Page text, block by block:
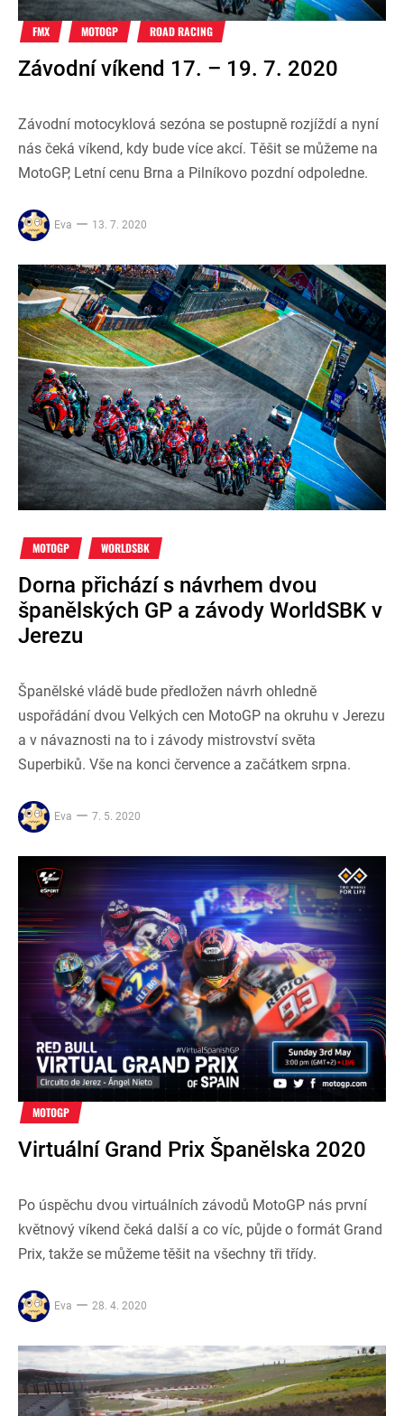
FMX MOTOGP ROAD RACING
Závodní víkend 17. – 19. 7. 2020
Závodní motocyklová sezóna se postupně rozjíždí a nyní
nás čeká víkend, kdy bude více akcí. Těšit se můžeme na
MotoGP, Letní cenu Brna a Pilníkovo pozdní odpoledne.
Eva 13. 7. 2020
MOTOGP WORLDSBK
Dorna přichází s návrhem dvou
španělských GP a závody WorldSBK v
Jerezu
Španělské vládě bude předložen návrh ohledně
uspořádání dvou Velkých cen MotoGP na okruhu v Jerezu
a v návaznosti na to i závody mistrovství světa
Superbiků. Vše na konci července a začátkem srpna.
Eva 7. 5. 2020
MOTOGP
Virtuální Grand Prix Španělska 2020
Po úspěchu dvou virtuálních závodů MotoGP nás první
květnový víkend čeká další a co víc, půjde o formát Grand
Prix, takže se můžeme těšit na všechny tři třídy.
Eva 28. 4. 2020